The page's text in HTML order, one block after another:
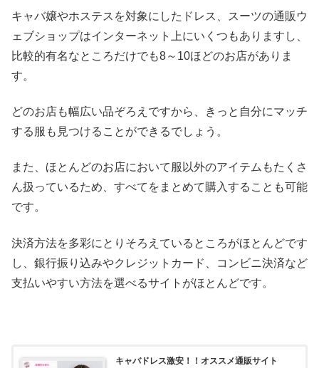
キャバ嬢やホステスを対象にしたドレス、スーツの通販ウ
ェブショップはインターネット上にいくつもありますし、
比較的有名なところだけでも8～10ほどのお店がありま
す。
どのお店も幅広い品ぞろえですから、きっと自分にマッチ
する服も見つけることができるでしょう。
また、ほとんどのお店において服以外のアイテムもたくさ
ん扱っているため、すべてをまとめて購入することも可能
です。
決済方法を多彩にとりそろえているところがほとんどです
し、銀行振り込みやクレジットカード、コンビニ決済など
支払いやすい方法を選べるサイトがほとんどです。
キャバドレス激安！！オススメ通販サイト